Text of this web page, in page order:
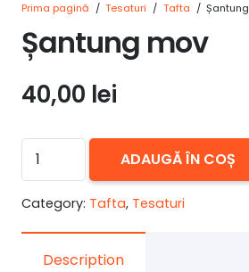
Prima pagină / Tesaturi / Tafta /
Șantung mov
40,00 lei
Cantitate
Șantung
mov
ADAUGĂ ÎN COȘ
Category: Tafta, Tesaturi
Description